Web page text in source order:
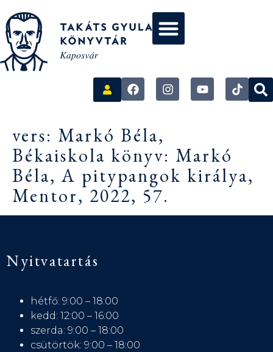
vers: Markó Béla,
Békaiskola könyv: Markó
Béla, A pitypangok királya,
Mentor, 2022, 57.
Nyitvatartás
hétfő: 9:00 – 18:00
kedd: 12:00 – 16:00
szerda: 9:00 – 18:00
csütörtök: 9:00 – 18:00